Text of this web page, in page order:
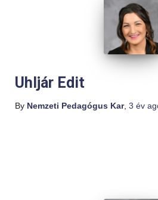
Uhljár Edit
By Nemzeti Pedagógus Kar, 3 év